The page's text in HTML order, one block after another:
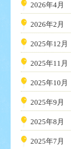
2026年4月
2026年2月
2025年12月
2025年11月
2025年10月
2025年9月
2025年8月
2025年7月